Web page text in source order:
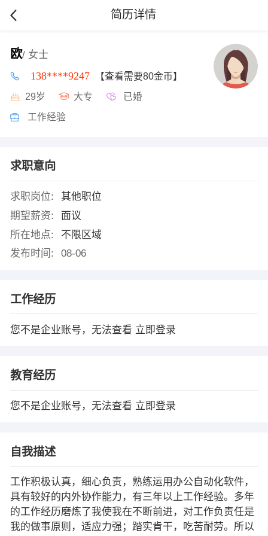
简历详情
欧/ 女士
138****9247 【查看需要80金币】
29岁 大专 已婚
工作经验
求职意向
求职岗位:
其他职位
期望薪资:
面议
所在地点:
不限区域
发布时间:
08-06
工作经历
您不是企业账号，无法查看 立即登录
教育经历
您不是企业账号，无法查看 立即登录
自我描述
工作积极认真，细心负责，熟练运用办公自动化软件，
具有较好的内外协作能力，有三年以上工作经验。多年
的工作经历磨炼了我使我在不断前进，对工作负责任是
我的做事原则，适应力强；踏实肯干，吃苦耐劳。所以